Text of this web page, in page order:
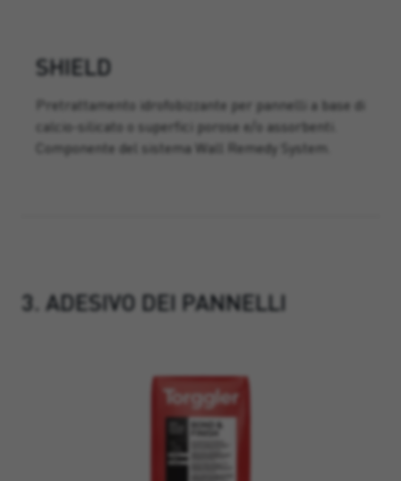
SHIELD
Pretrattamento idrofobizzante per pannelli a base di
calcio-silicato o superfici porose e/o assorbenti.
Componente del sistema Wall Remedy System.
3. ADESIVO DEI PANNELLI